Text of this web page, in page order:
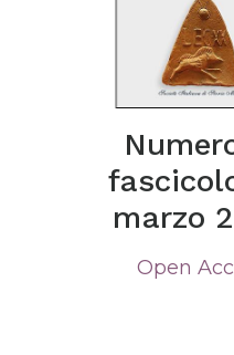
marzo
Open